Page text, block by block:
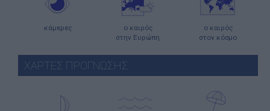
κάμερες
ο καιρός
στην Ευρώπη
ο καιρός
στον κόσμο
ΧΑΡΤΕΣ ΠΡΟΓΝΩΣΗΣ